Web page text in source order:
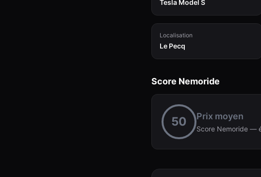
Tesla Model S
Localisation
Le Pecq
Score Nemoride
50 Prix moyen
Score Nemoride —